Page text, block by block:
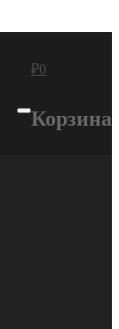
₽0
Корзина